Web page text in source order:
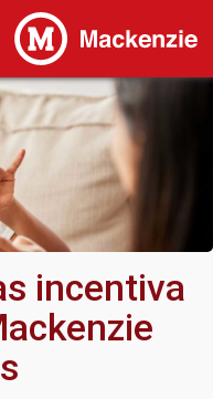
incentiva